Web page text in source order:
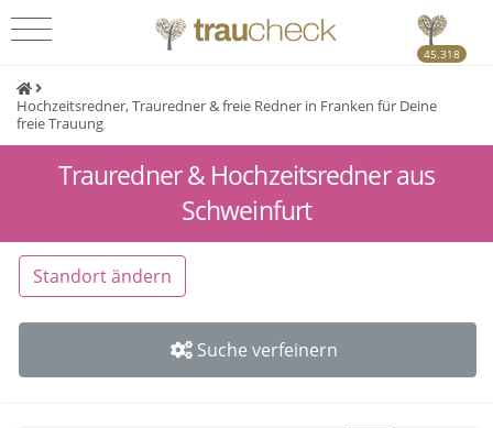
45.318
Hochzeitsredner, Trauredner & freie Redner in Franken für Deine
freie Trauung
Trauredner & Hochzeitsredner aus
Schweinfurt
Standort ändern
Suche verfeinern